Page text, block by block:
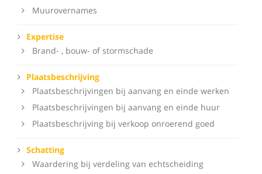
Muurovernames
Expertise
Brand- , bouw- of stormschade
Plaatsbeschrijving
Plaatsbeschrijvingen bij aanvang en einde werken
Plaatsbeschrijvingen bij aanvang en einde huur
Plaatsbeschrijving bij verkoop onroerend goed
Schatting
Waardering bij verdeling van echtscheiding